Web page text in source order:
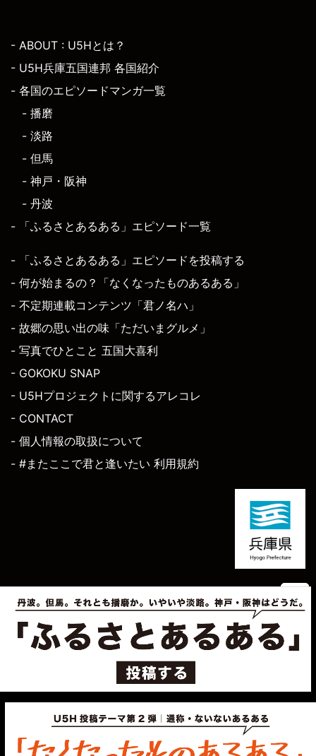
- ABOUT : U5Hとは？
- U5H兵庫五国連邦 各国紹介
- 各国のエピソードマンガ一覧
- 播磨
- 淡路
- 但馬
- 神戸・阪神
- 丹波
- 「ふるさとあるある」エピソード一覧
- 「ふるさとあるある」エピソードを投稿する
- 何が始まるの？「なくなったものあるある」
- 不定期連載コンテンツ「君ノ名ハ」
- 故郷の思い出の味「ただいまグルメ」
- 写真でひとこと 五国大喜利
- GOKOKU SNAP
- U5Hプロジェクトに関するアレコレ
- CONTACT
- 個人情報の取扱について
- #またここで君と逢いたい 利用規約